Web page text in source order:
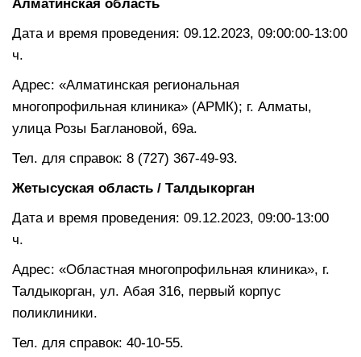
Алматинская область
Дата и время проведения: 09.12.2023, 09:00:00-13:00
ч.
Адрес: «Алматинская региональная
многопрофильная клиника» (АРМК); г. Алматы,
улица Розы Баглановой, 69а.
Тел. для справок: 8 (727) 367-49-93.
Жетысуская область / Талдыкорган
Дата и время проведения: 09.12.2023, 09:00-13:00
ч.
Адрес: «Областная многопрофильная клиника», г.
Талдыкорган, ул. Абая 316, первый корпус
поликлиники.
Тел. для справок: 40-10-55.